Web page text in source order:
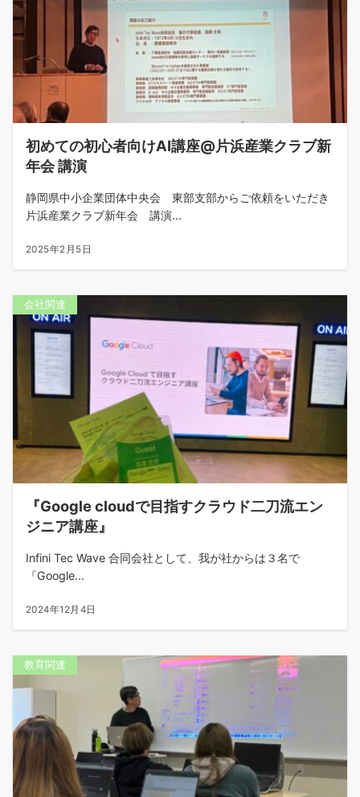
初めての初心者向けAI講座@片浜産業クラブ新
年会 講演
静岡県中小企業団体中央会 東部支部からご依頼をいただき
片浜産業クラブ新年会 講演...
2025年2月5日
会社関連
『Google cloudで目指すクラウド二刀流エン
ジニア講座』
Infini Tec Wave 合同会社として、我が社からは３名で
『Google...
2024年12月4日
教育関連